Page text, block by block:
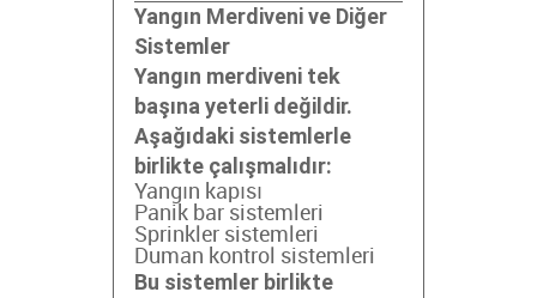
Yangın Merdiveni ve Diğer
Sistemler
Yangın merdiveni tek
başına yeterli değildir.
Aşağıdaki sistemlerle
birlikte çalışmalıdır:
Yangın kapısı
Panik bar sistemleri
Sprinkler sistemleri
Duman kontrol sistemleri
Bu sistemler birlikte